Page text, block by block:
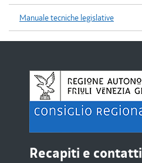
Manuale tecniche legislative
Recapiti e contatti